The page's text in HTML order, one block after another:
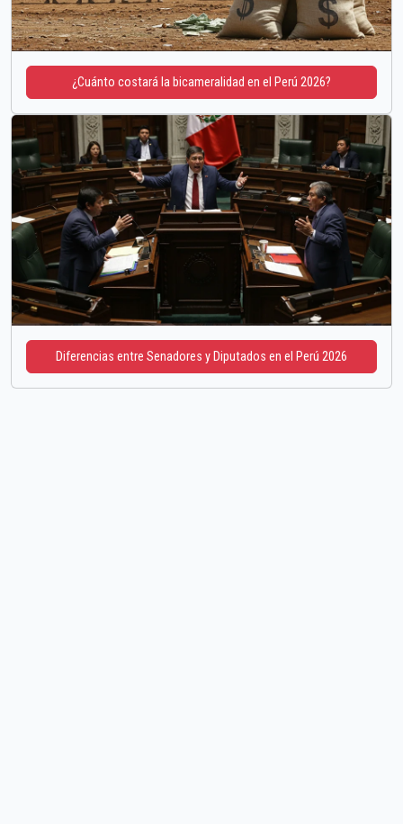
¿Cuánto costará la bicameralidad en el Perú 2026?
Diferencias entre Senadores y Diputados en el Perú 2026